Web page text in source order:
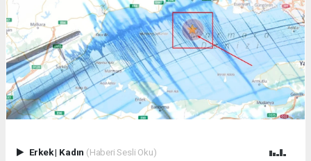
Erkek| Kadın (Haberi Sesli Oku)